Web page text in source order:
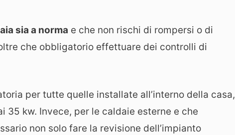
sia a norma e che non rischi di rompersi o di
che obbligatorio effettuare dei controlli di
per tutte quelle installate all’interno della casa,
35 kw. Invece, per le caldaie esterne e che
non solo fare la revisione dell’impianto